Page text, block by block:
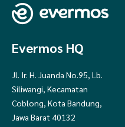
Evermos HQ
Jl. Ir. H. Juanda No.95, Lb.
Siliwangi, Kecamatan
Coblong, Kota Bandung,
Jawa Barat 40132